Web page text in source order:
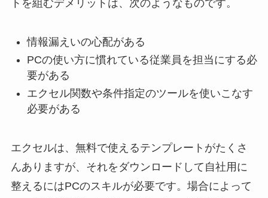
トを組むデメリットは、次のようなものです。
情報漏えいの心配がある
PCの使い方に慣れている従業員を担当にする必
要がある
エクセル関数や条件指定のツールを使いこなす
必要がある
エクセルは、無料で使えるテンプレートがたくさ
んありますが、それをダウンロードして自社用に
整えるにはPCのスキルが必要です。場合によって